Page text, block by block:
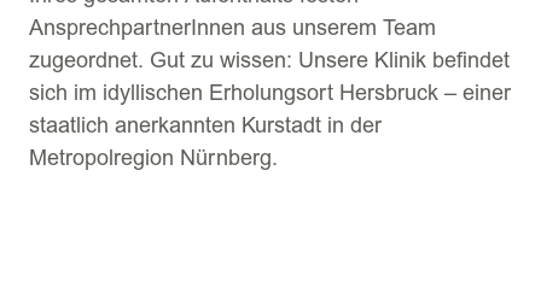
AnsprechpartnerInnen aus unserem Team
zugeordnet. Gut zu wissen: Unsere Klinik befindet
sich im idyllischen Erholungsort Hersbruck – einer
staatlich anerkannten Kurstadt in der
Metropolregion Nürnberg.